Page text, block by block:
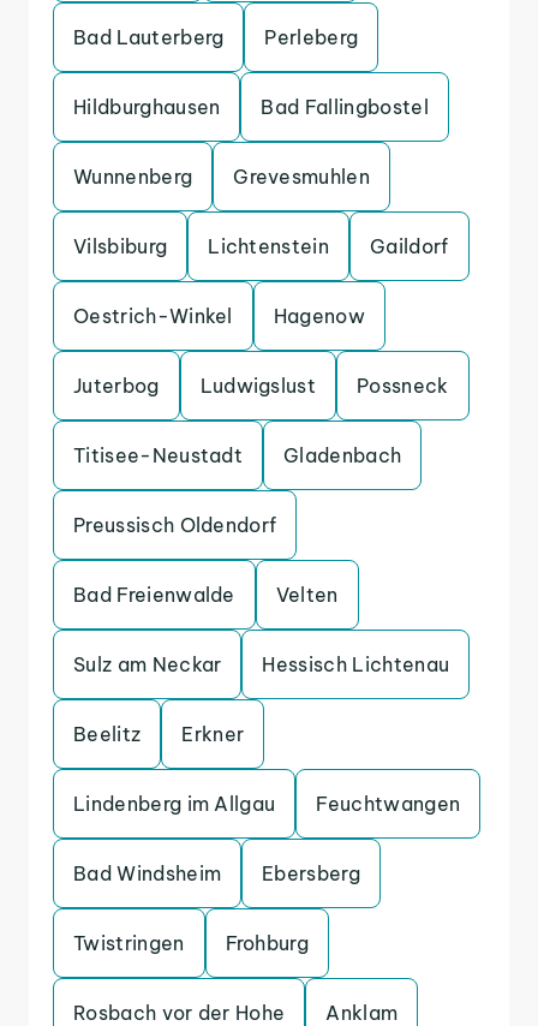
Bad Lauterberg Perleberg
Hildburghausen Bad Fallingbostel
Wunnenberg Grevesmuhlen
Vilsbiburg Lichtenstein Gaildorf
Oestrich-Winkel Hagenow
Juterbog Ludwigslust Possneck
Titisee-Neustadt Gladenbach
Preussisch Oldendorf
Bad Freienwalde Velten
Sulz am Neckar Hessisch Lichtenau
Beelitz Erkner
Lindenberg im Allgau Feuchtwangen
Bad Windsheim Ebersberg
Twistringen Frohburg
Rosbach vor der Hohe Anklam